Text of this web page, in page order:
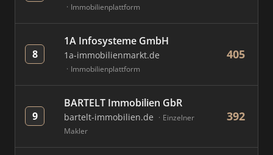
Immobilienplattform
8
1A Infosysteme GmbH
1a-immobilienmarkt.de
Immobilienplattform
405
9
BARTELT Immobilien GbR
bartelt-immobilien.de
Einzelner
Makler
392